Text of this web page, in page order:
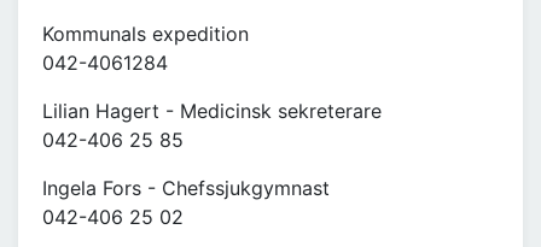
Kommunals expedition
042-4061284
Lilian Hagert - Medicinsk sekreterare
042-406 25 85
Ingela Fors - Chefssjukgymnast
042-406 25 02